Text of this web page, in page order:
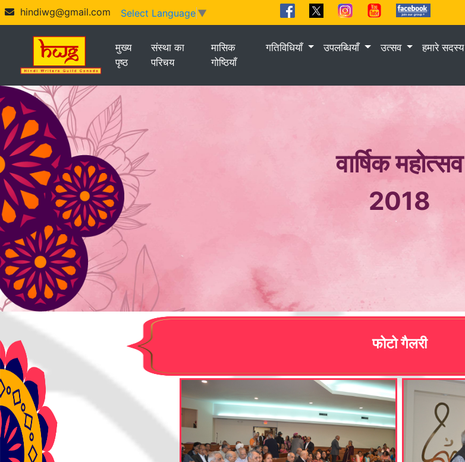
hindiwg@gmail.com Select Language ▼
मुख्य
पृष्ठ
संस्था का
परिचय
मासिक
गोष्ठियाँ
गतिविधियाँ उपलब्धियाँ उत्सव हमारे सदस्य
वार्षिक महोत्सव
2018
फोटो गैलरी